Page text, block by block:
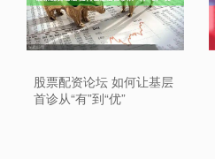
股票配资论坛 如何让基层
首诊从“有”到“优”